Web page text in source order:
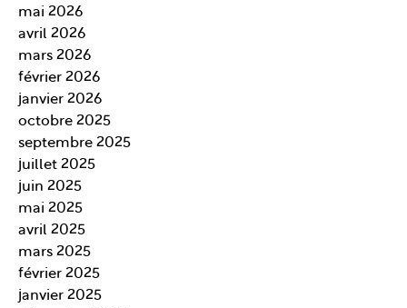
mai 2026
avril 2026
mars 2026
février 2026
janvier 2026
octobre 2025
septembre 2025
juillet 2025
juin 2025
mai 2025
avril 2025
mars 2025
février 2025
janvier 2025